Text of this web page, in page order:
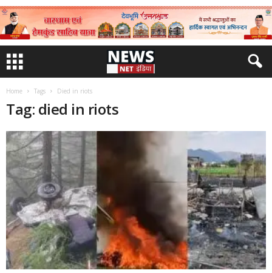
Home Tags Died in riots
Tag: died in riots